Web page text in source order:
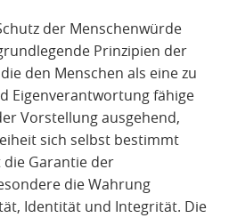
der Menschenwürde
Prinzipien der
den Menschen als eine zu
Eigenverantwortung fähige
Vorstellung ausgehend,
sich selbst bestimmt
Garantie der
die Wahrung
Identität und Integrität. Die